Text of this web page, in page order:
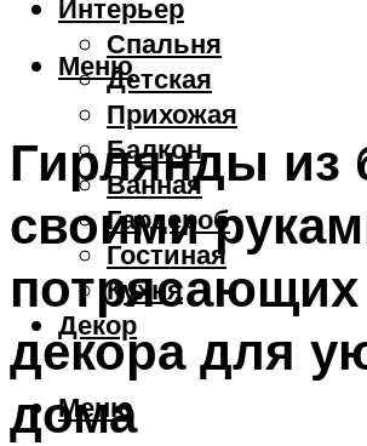
Интерьер
Спальня
Детская
Прихожая
Балкон
Ванная
Гардероб
Гостиная
Кухня
Декор
Меню
Меню
Гирлянды из
своими
декора для
дома